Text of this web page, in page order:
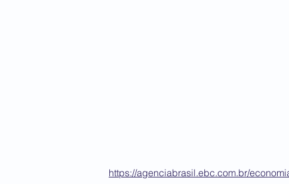
https://agenciabrasil.ebc.com.br/